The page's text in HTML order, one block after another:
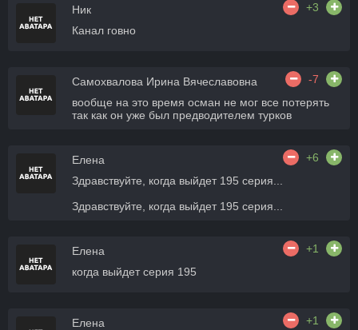
Ник
+3
Канал говно
Самохвалова Ирина Вячеславовна
-7
вообще на это время осман не мог все потерять
так как он уже был предводителем турков
Елена
+6
Здравствуйте, когда выйдет 195 серия...
Здравствуйте, когда выйдет 195 серия...
Елена
+1
когда выйдет серия 195
Елена
+1